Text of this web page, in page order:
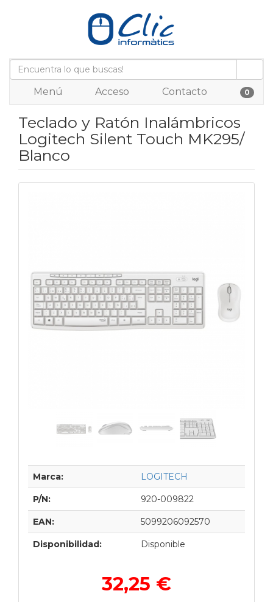
Menú Acceso Contacto 0
Teclado y Ratón Inalámbricos
Logitech Silent Touch MK295/
Blanco
Marca: LOGITECH
P/N: 920-009822
EAN: 5099206092570
Disponibilidad: Disponible
32,25 €